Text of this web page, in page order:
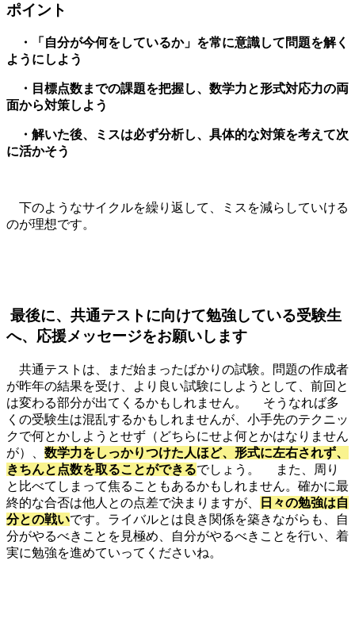
ポイント
・「自分が今何をしているか」を常に意識して問題を解く
ようにしよう
・目標点数までの課題を把握し、数学力と形式対応力の両
面から対策しよう
・解いた後、ミスは必ず分析し、具体的な対策を考えて次
に活かそう
下のようなサイクルを繰り返して、ミスを減らしていける
のが理想です。
最後に、共通テストに向けて勉強している受験生
へ、応援メッセージをお願いします
共通テストは、まだ始まったばかりの試験。問題の作成者
が昨年の結果を受け、より良い試験にしようとして、前回と
は変わる部分が出てくるかもしれません。 そうなれば多
くの受験生は混乱するかもしれませんが、小手先のテクニッ
クで何とかしようとせず（どちらにせよ何とかはなりません
が）、 数学力をしっかりつけた人ほど、形式に左右されず、
きちんと点数を取ることができるでしょう。 また、周り
と比べてしまって焦ることもあるかもしれません。確かに最
終的な合否は他人との点差で決まりますが、
日々の勉強は自
分との戦いです。ライバルとは良き関係を築きながらも、自
分がやるべきことを見極め、自分がやるべきことを行い、着
実に勉強を進めていってくださいね。